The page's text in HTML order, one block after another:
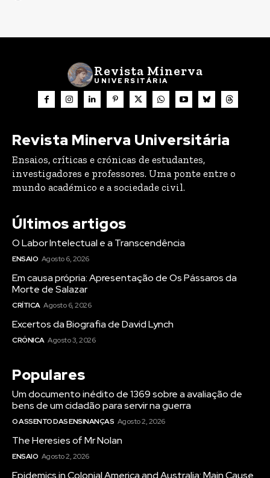
Revista Minerva
UNIVERSITÁRIA
Revista Minerva Universitária
Ensaios, críticas e crónicas de estudantes,
investigadores e professores. Uma ponte entre o
mundo académico e a sociedade civil.
Últimos artigos
O Labor Intelectual e a Transcendência
ENSAIO Agosto 6, 2026
Em causa própria: Apresentação de Os Pássaros da
Morte de Salazar
CRÍTICA Agosto 6, 2026
Excertos da Biografia de David Lynch
CRÓNICA Agosto 3, 2026
Populares
Um documento inédito de 1369 sobre a avaliação de
bens de um cidadão para servir na guerra
O ASSENTO DAS ENSINANÇAS Agosto 2, 2026
The Heresies of Mr Nolan
ENSAIO Agosto 2, 2026